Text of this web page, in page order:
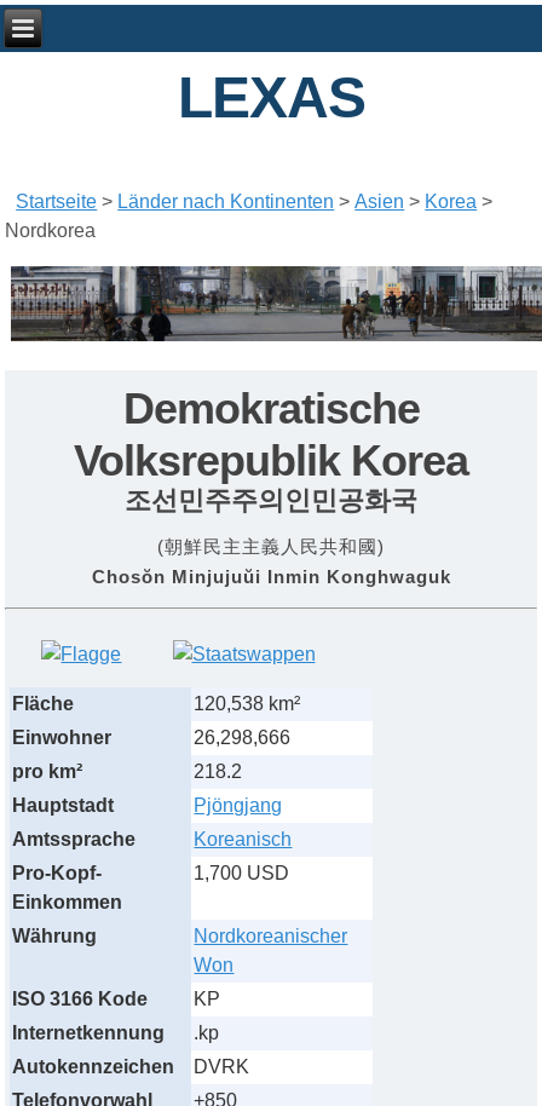
LEXAS
Startseite > Länder nach Kontinenten >Asien > Korea >
Nordkorea
Demokratische
Volksrepublik Korea
조선민주주의인민공화국
(朝鮮民主主義人民共和國)
Chosŏn Minjujuŭi Inmin Konghwaguk
Fläche
120,538 km²
Einwohner
26,298,666
pro km²
218.2
Hauptstadt
Pjöngjang
Amtssprache
Koreanisch
Pro-Kopf-
Einkommen
1,700 USD
Währung
Nordkoreanischer
Won
ISO 3166 Kode
KP
Internetkennung
.kp
Autokennzeichen
DVRK
Telefonvorwahl
+850